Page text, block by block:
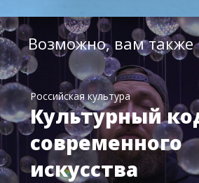
Возможно, вам также
Российская культура
Культурный
современного
искусства